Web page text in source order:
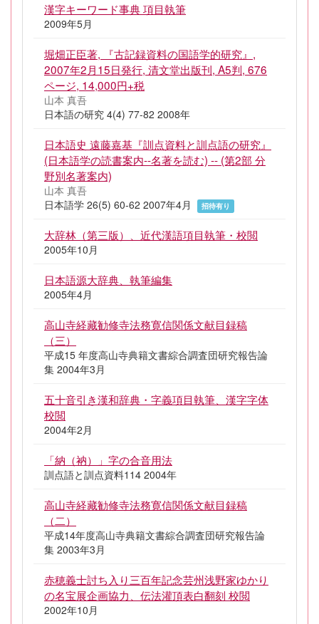
漢字キーワード事典 項目執筆
2009年5月
堀畑正臣著, 『古記録資料の国語学的研究』,
2007年2月15日発行, 清文堂出版刊, A5判, 676
ページ, 14,000円+税
山本 真吾
日本語の研究 4(4) 77-82 2008年
日本語史 遠藤嘉基『訓点資料と訓点語の研究』
(日本語学の読書案内--名著を読む) -- (第2部 分
野別名著案内)
山本 真吾
日本語学 26(5) 60-62 2007年4月
招待有り
大辞林（第三版）、近代漢語項目執筆・校閲
2005年10月
日本語源大辞典、執筆編集
2005年4月
高山寺経藏勧修寺法務寛信関係文献目録稿
（三）
平成15 年度高山寺典籍文書綜合調査団研究報告論
集 2004年3月
五十音引き漢和辞典・字義項目執筆、漢字字体
校閲
2004年2月
「納（衲）」字の合音用法
訓点語と訓点資料114 2004年
高山寺経藏勧修寺法務寛信関係文献目録稿
（二）
平成14年度高山寺典籍文書綜合調査団研究報告論
集 2003年3月
赤穂義士討ち入り三百年記念芸州浅野家ゆかり
の名宝展企画協力、伝法灌頂表白翻刻 校閲
2002年10月